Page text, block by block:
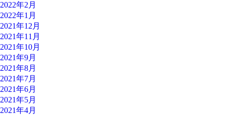
2022年2月
2022年1月
2021年12月
2021年11月
2021年10月
2021年9月
2021年8月
2021年7月
2021年6月
2021年5月
2021年4月